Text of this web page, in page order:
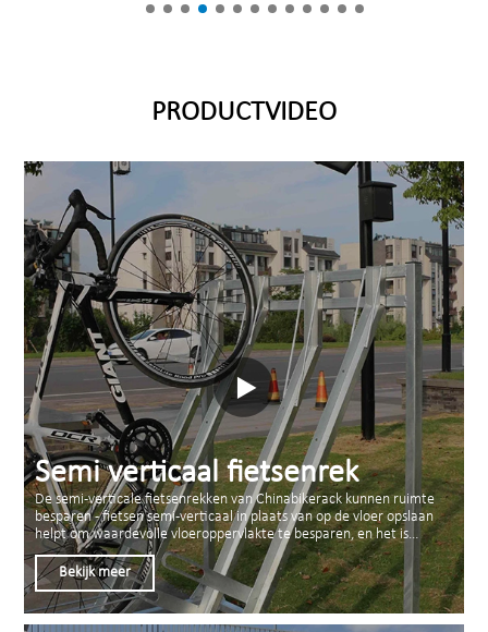
PRODUCTVIDEO
Semi verticaal fietsenrek
De semi-verticale fietsenrekken van Chinabikerack kunnen ruimte
besparen - fietsen semi-verticaal in plaats van op de vloer opslaan
helpt om waardevolle vloeroppervlakte te besparen, en het is
gemakkelijk te gebruiken - gebruiksvriendelijk rek waar gebruikers
de fiets eenvoudig in de ruimte kunnen tillen. opbouw-, wand- of
vloermontage. Deze parkeerrekken zijn standaard verzinkt en
kunnen worden geleverd met vergrendelingslussen en bouten om ze
in elkaar te zetten.
Bekijk meer